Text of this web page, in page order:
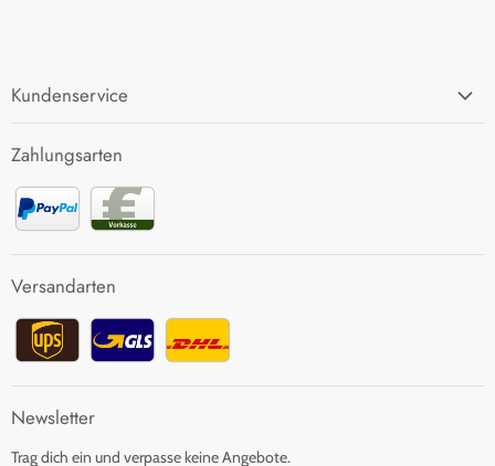
Kundenservice
Zahlung und Versand
Rücksendung
Kontakt
Zahlungsarten
Versandarten
Newsletter
Trag dich ein und verpasse keine Angebote.